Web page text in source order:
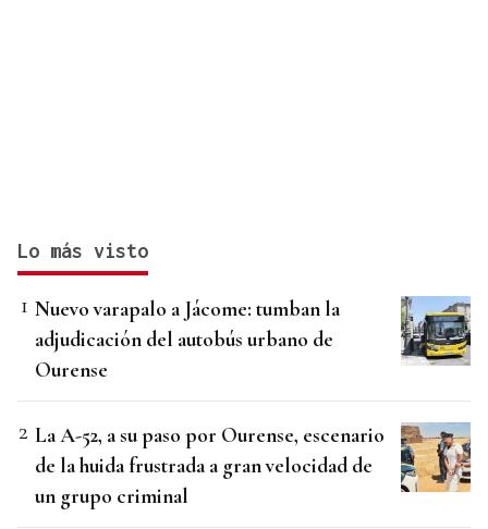
Lo más visto
Nuevo varapalo a Jácome: tumban la
adjudicación del autobús urbano de
Ourense
La A-52, a su paso por Ourense, escenario
de la huida frustrada a gran velocidad de
un grupo criminal